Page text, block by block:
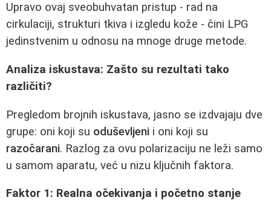
Upravo ovaj sveobuhvatan pristup - rad na
cirkulaciji, strukturi tkiva i izgledu kože - čini LPG
jedinstvenim u odnosu na mnoge druge metode.
Analiza iskustava: Zašto su rezultati tako
različiti?
Pregledom brojnih iskustava, jasno se izdvajaju dve
grupe: oni koji su oduševljeni i oni koji su
razočarani. Razlog za ovu polarizaciju ne leži samo
u samom aparatu, već u nizu ključnih faktora.
Faktor 1: Realna očekivanja i početno stanje